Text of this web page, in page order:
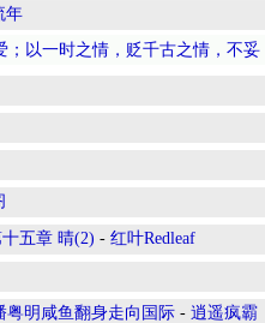
年
；以一时之情，贬千古之情，不妥
五章 晴(2) - 红叶Redleaf
粤明咸鱼翻身走向国际 - 逍遥疯霸